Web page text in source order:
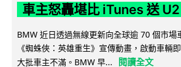
車主怒轟堪比 iTunes 送
BMW 近日透過無線更新向全球逾 70 個市場
《蜘蛛俠：英雄重生》宣傳動畫，啟動車輛
大批車主不滿。BMW 早...
閱讀全文